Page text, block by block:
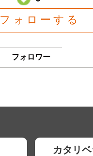
フォローする
フォロワー
カタリ